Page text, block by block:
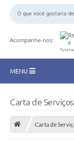
Acompanhe-nos:
MENU
CIDADE
Prefeitura
Carta de Serviços
Carta de